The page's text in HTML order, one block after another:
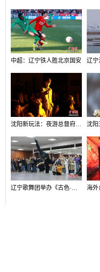
中超：辽宁铁人胜北京国安
沈阳新玩法：夜游总督府，当一回“赴宴者”
辽宁歌舞团举办《古色·国宝辽宁》排练开放日活动